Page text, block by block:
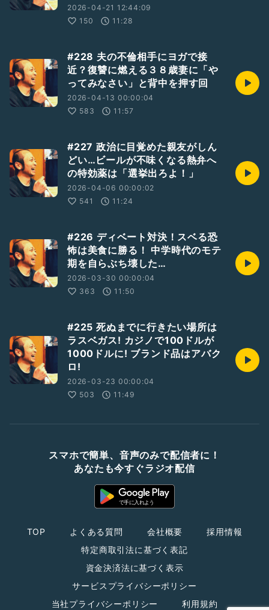
2026-04-21 12:44:09
150
11:28
#228 夫の不倫相手にヨガで接
近？復讐に燃える３８歳妻に「や
ってみなさい」と背中を押す回
2026-04-13 00:00:04
583
11:57
#227 政治に目覚めた親友がしん
どい…ビールが不味くなる熱弁へ
の特効薬は「選挙出ろよ！」
2026-04-06 00:00:02
541
11:24
#226 ディベート対決！スベる恐
怖は美食に勝る！ 中学時代のモテ
期を自らぶち壊した…
2026-03-30 00:00:04
363
11:50
#225 死ぬまでに行きたい場所は
ラスベガス! カジノで100ドルが
1000ドルに! ブランド品はアバク
ロ!
2026-03-23 00:00:04
503
11:49
スマホで簡単、音声のみで配信者に！
あなたも今すぐラジオ配信
TOP よくある質問 会社概要
採用情報
特定商取引法に基づく表記
資金決済法に基づく表示
サービスプライバシーポリシー
当社プライバシーポリシー
利用規約